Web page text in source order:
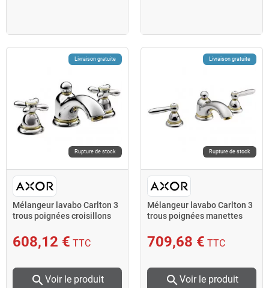
Livraison gratuite
Rupture de stock
Mélangeur lavabo Carlton 3
trous poignées croisillons
608,12 € TTC
search Voir le produit
Livraison gratuite
Rupture de stock
Mélangeur lavabo Carlton 3
trous poignées manettes
709,68 € TTC
search Voir le produit